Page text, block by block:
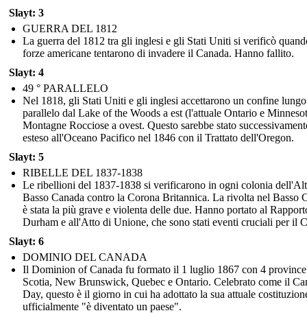
Slayt: 3
GUERRA DEL 1812
La guerra del 1812 tra gli inglesi e gli Stati Uniti si verificò
forze americane tentarono di invadere il Canada. Hanno fallito.
Slayt: 4
49 ° PARALLELO
Nel 1818, gli Stati Uniti e gli inglesi accettarono un confine
parallelo dal Lake of the Woods a est (l'attuale Ontario e
Montagne Rocciose a ovest. Questo sarebbe stato
esteso all'Oceano Pacifico nel 1846 con il Trattato dell'Oregon.
Slayt: 5
RIBELLE DEL 1837-1838
Le ribellioni del 1837-1838 si verificarono in ogni colonia
Basso Canada contro la Corona Britannica. La rivolta nel Basso
è stata la più grave e violenta delle due. Hanno portato al
Durham e all'Atto di Unione, che sono stati eventi cruciali per il
Slayt: 6
DOMINIO DEL CANADA
Il Dominion of Canada fu formato il 1 luglio 1867 con 4
Scotia, New Brunswick, Quebec e Ontario. Celebrato come il
Day, questo è il giorno in cui ha adottato la sua attuale
ufficialmente "è diventato un paese".